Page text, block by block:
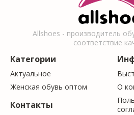
Allshoes - производитель
соответствие
Категории
Актуальное
Женская обувь оптом
Контакты
О